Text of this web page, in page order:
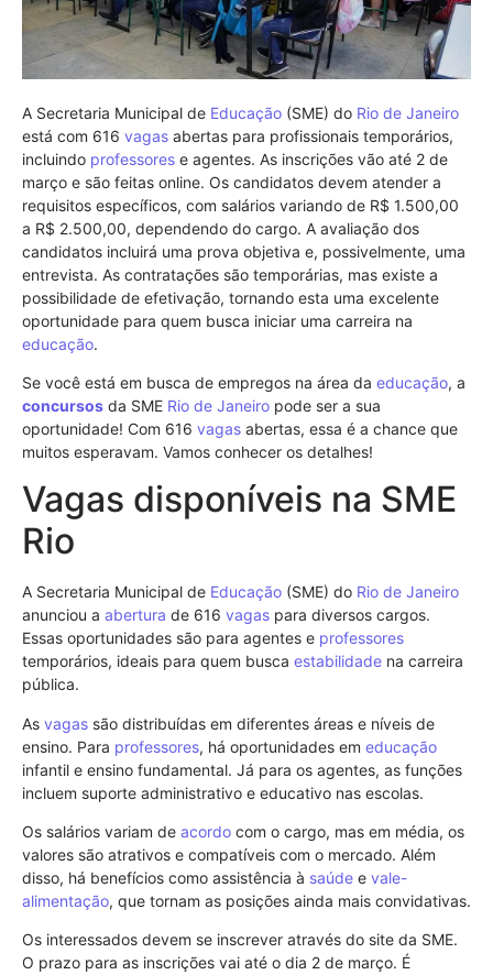
A Secretaria Municipal de Educação (SME) do Rio de Janeiro
está com 616 vagas abertas para profissionais temporários,
incluindo professores e agentes. As inscrições vão até 2 de
março e são feitas online. Os candidatos devem atender a
requisitos específicos, com salários variando de R$ 1.500,00
a R$ 2.500,00, dependendo do cargo. A avaliação dos
candidatos incluirá uma prova objetiva e, possivelmente, uma
entrevista. As contratações são temporárias, mas existe a
possibilidade de efetivação, tornando esta uma excelente
oportunidade para quem busca iniciar uma carreira na
educação.
Se você está em busca de empregos na área da educação, a
concursos da SME Rio de Janeiro pode ser a sua
oportunidade! Com 616 vagas abertas, essa é a chance que
muitos esperavam. Vamos conhecer os detalhes!
Vagas disponíveis na SME
Rio
A Secretaria Municipal de Educação (SME) do Rio de Janeiro
anunciou a abertura de 616 vagas para diversos cargos.
Essas oportunidades são para agentes e professores
temporários, ideais para quem busca estabilidade na carreira
pública.
As vagas são distribuídas em diferentes áreas e níveis de
ensino. Para professores, há oportunidades em educação
infantil e ensino fundamental. Já para os agentes, as funções
incluem suporte administrativo e educativo nas escolas.
Os salários variam de acordo com o cargo, mas em média, os
valores são atrativos e compatíveis com o mercado. Além
disso, há benefícios como assistência à saúde e vale-
alimentação, que tornam as posições ainda mais convidativas.
Os interessados devem se inscrever através do site da SME.
O prazo para as inscrições vai até o dia 2 de março. É